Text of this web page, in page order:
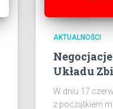
AKTUALNOŚCI
Układu
W dniu 17
z początkiem